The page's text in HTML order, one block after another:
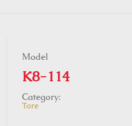
Model
K8-114
Category:
Tore